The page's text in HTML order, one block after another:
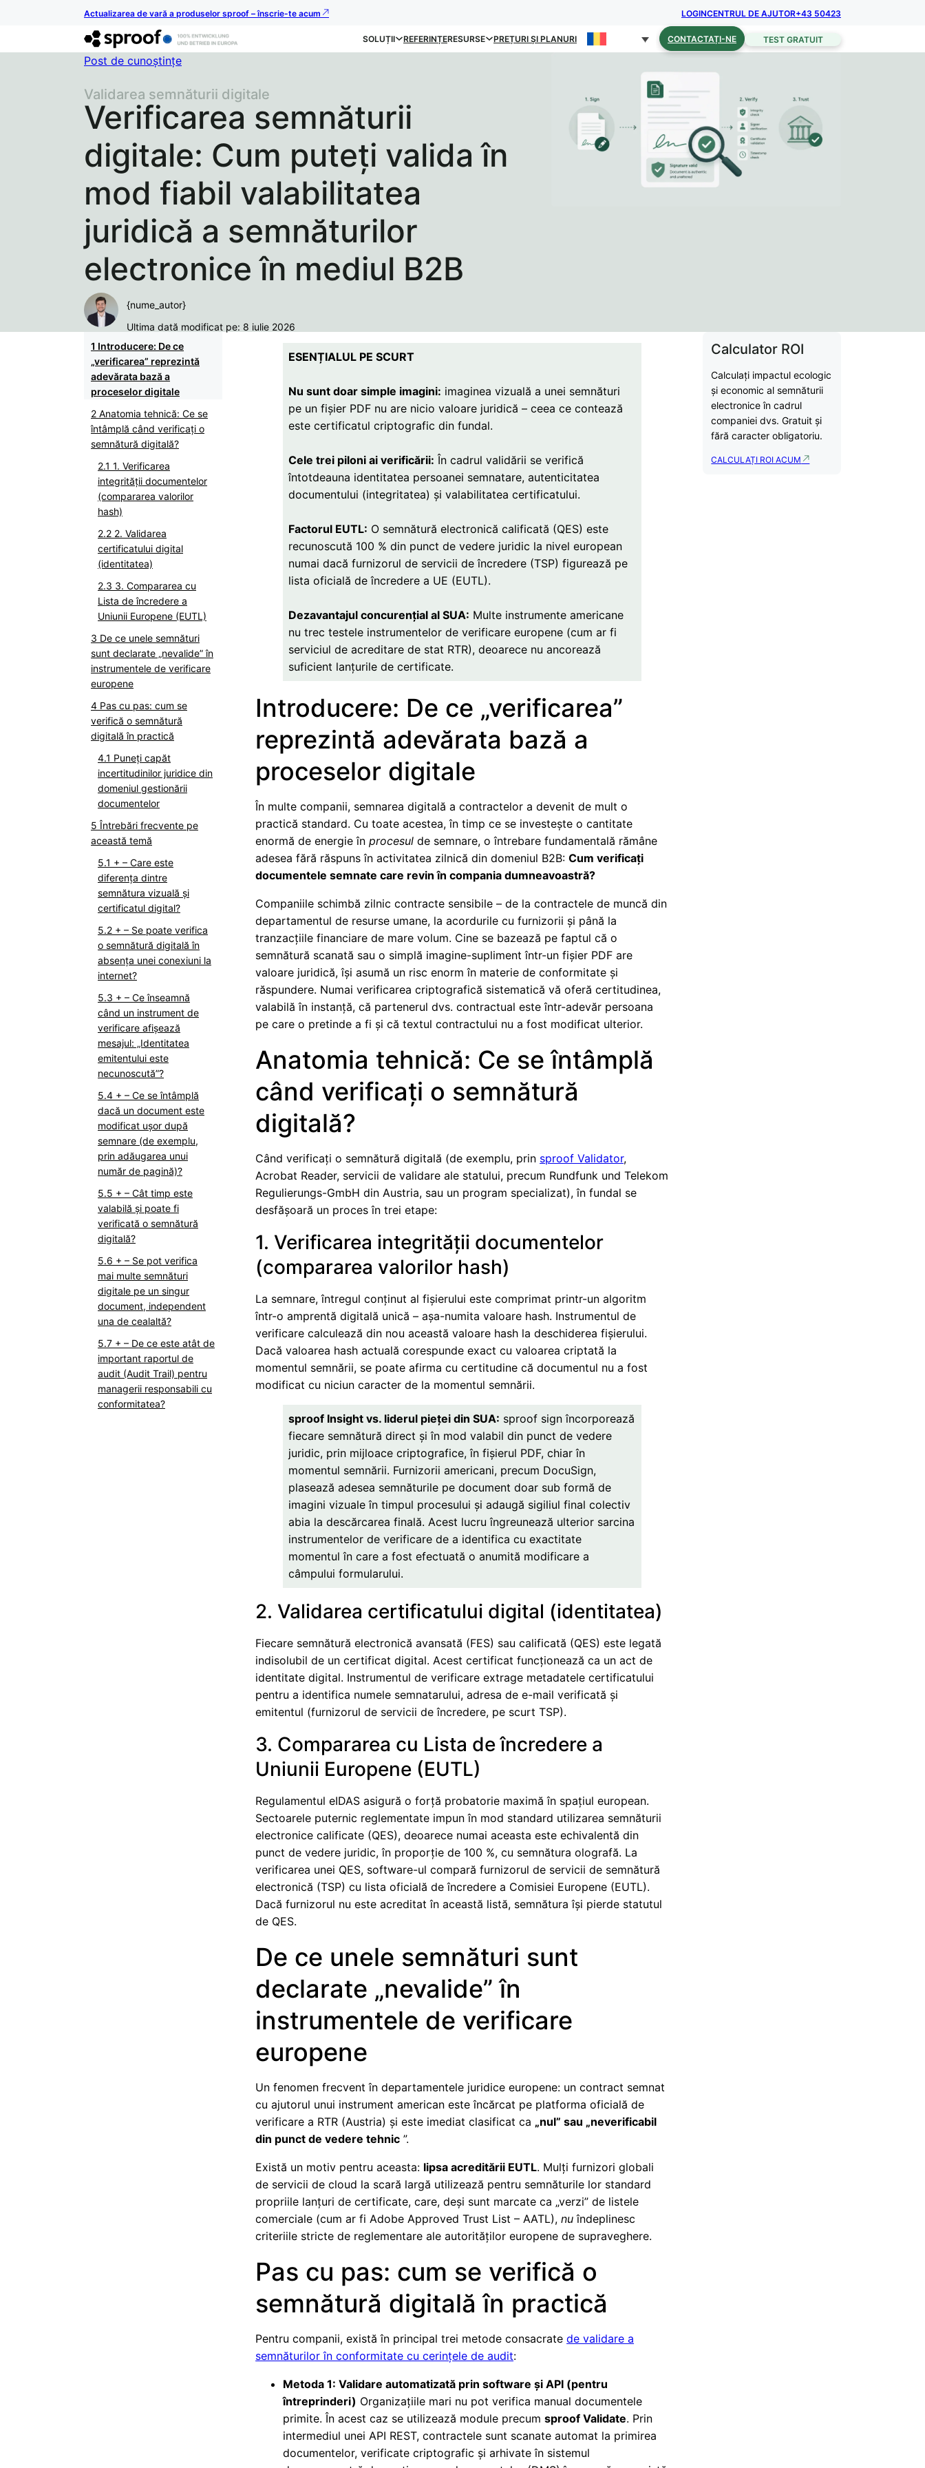
Actualizarea de vară a produselor sproof – înscrie-te acum LOGINCENTRUL DE AJUTOR+43 50423
SOLUȚII REFERINȚERESURSE PREȚURI ȘI PLANURI CONTACTAȚI-NE TEST GRATUIT
Post de cunoștințe
Verificarea semnăturii
digitale: Cum puteți valida în
mod fiabil valabilitatea
juridică a semnăturilor
electronice în mediul B2B
Validarea semnăturii digitale
{nume_autor}
Ultima dată modificat pe: 8 iulie 2026
Introducere: De ce
„verificarea” reprezintă
adevărata bază a
proceselor digitale
Anatomia tehnică: Ce se
întâmplă când verificați o
semnătură digitală?
1. Verificarea
integrității documentelor
(compararea valorilor
hash)
2. Validarea
certificatului digital
(identitatea)
3. Compararea cu
Lista de încredere a
Uniunii Europene (EUTL)
De ce unele semnături
sunt declarate „nevalide” în
instrumentele de verificare
europene
Pas cu pas: cum se
verifică o semnătură
digitală în practică
Puneți capăt
incertitudinilor juridice din
domeniul gestionării
documentelor
Întrebări frecvente pe
această temă
+ – Care este
diferența dintre
semnătura vizuală și
certificatul digital?
+ – Se poate verifica
o semnătură digitală în
absența unei conexiuni la
internet?
+ – Ce înseamnă
când un instrument de
verificare afișează
mesajul: „Identitatea
emitentului este
necunoscută”?
+ – Ce se întâmplă
dacă un document este
modificat ușor după
semnare (de exemplu,
prin adăugarea unui
număr de pagină)?
+ – Cât timp este
valabilă și poate fi
verificată o semnătură
digitală?
+ – Se pot verifica
mai multe semnături
digitale pe un singur
document, independent
una de cealaltă?
+ – De ce este atât de
important raportul de
audit (Audit Trail) pentru
managerii responsabili cu
conformitatea?
ESENȚIALUL PE SCURT
Nu sunt doar simple imagini: imaginea vizuală a unei semnături
pe un fișier PDF nu are nicio valoare juridică – ceea ce contează
este certificatul criptografic din fundal.
Cele trei piloni ai verificării: În cadrul validării se verifică
întotdeauna identitatea persoanei semnatare, autenticitatea
documentului (integritatea) și valabilitatea certificatului.
Factorul EUTL: O semnătură electronică calificată (QES) este
recunoscută 100 % din punct de vedere juridic la nivel european
numai dacă furnizorul de servicii de încredere (TSP) figurează pe
lista oficială de încredere a UE (EUTL).
Dezavantajul concurențial al SUA: Multe instrumente americane
nu trec testele instrumentelor de verificare europene (cum ar fi
serviciul de acreditare de stat RTR), deoarece nu ancorează
suficient lanțurile de certificate.
Introducere: De ce „verificarea”
reprezintă adevărata bază a
proceselor digitale
În multe companii, semnarea digitală a contractelor a devenit de mult o
practică standard. Cu toate acestea, în timp ce se investește o cantitate
enormă de energie înprocesul de semnare, o întrebare fundamentală rămâne
adesea fără răspuns în activitatea zilnică din domeniul B2B:Cum verificați
documentele semnate care revin în compania dumneavoastră?
Companiile schimbă zilnic contracte sensibile – de la contractele de muncă din
departamentul de resurse umane, la acordurile cu furnizorii și până la
tranzacțiile financiare de mare volum. Cine se bazează pe faptul că o
semnătură scanată sau o simplă imagine-supliment într-un fișier PDF are
valoare juridică, își asumă un risc enorm în materie de conformitate și
răspundere. Numai verificarea criptografică sistematică vă oferă certitudinea,
valabilă în instanță, că partenerul dvs. contractual este într-adevăr persoana
pe care o pretinde a fi și că textul contractului nu a fost modificat ulterior.
Anatomia tehnică: Ce se întâmplă
când verificați o semnătură
digitală?
Când verificați o semnătură digitală (de exemplu, prin sproof Validator,
Acrobat Reader, servicii de validare ale statului, precum Rundfunk und Telekom
Regulierungs-GmbH din Austria, sau un program specializat), în fundal se
desfășoară un proces în trei etape:
1. Verificarea integrității documentelor
(compararea valorilor hash)
La semnare, întregul conținut al fișierului este comprimat printr-un algoritm
într-o amprentă digitală unică – așa-numita valoare hash. Instrumentul de
verificare calculează din nou această valoare hash la deschiderea fișierului.
Dacă valoarea hash actuală corespunde exact cu valoarea criptată la
momentul semnării, se poate afirma cu certitudine că documentul nu a fost
modificat cu niciun caracter de la momentul semnării.
sproof Insight vs. liderul pieței din SUA: sproof sign încorporează
fiecare semnătură direct și în mod valabil din punct de vedere
juridic, prin mijloace criptografice, în fișierul PDF, chiar în
momentul semnării. Furnizorii americani, precum DocuSign,
plasează adesea semnăturile pe document doar sub formă de
imagini vizuale în timpul procesului și adaugă sigiliul final colectiv
abia la descărcarea finală. Acest lucru îngreunează ulterior sarcina
instrumentelor de verificare de a identifica cu exactitate
momentul în care a fost efectuată o anumită modificare a
câmpului formularului.
2. Validarea certificatului digital (identitatea)
Fiecare semnătură electronică avansată (FES) sau calificată (QES) este legată
indisolubil de un certificat digital. Acest certificat funcționează ca un act de
identitate digital. Instrumentul de verificare extrage metadatele certificatului
pentru a identifica numele semnatarului, adresa de e-mail verificată și
emitentul (furnizorul de servicii de încredere, pe scurt TSP).
3. Compararea cu Lista de încredere a
Uniunii Europene (EUTL)
Regulamentul eIDAS asigură o forță probatorie maximă în spațiul european.
Sectoarele puternic reglementate impun în mod standard utilizarea semnăturii
electronice calificate (QES), deoarece numai aceasta este echivalentă din
punct de vedere juridic, în proporție de 100 %, cu semnătura olografă. La
verificarea unei QES, software-ul compară furnizorul de servicii de semnătură
electronică (TSP) cu lista oficială de încredere a Comisiei Europene (EUTL).
Dacă furnizorul nu este acreditat în această listă, semnătura își pierde statutul
de QES.
De ce unele semnături sunt
declarate „nevalide” în
instrumentele de verificare
europene
Un fenomen frecvent în departamentele juridice europene: un contract semnat
cu ajutorul unui instrument american este încărcat pe platforma oficială de
verificare a RTR (Austria) și este imediat clasificat ca „nul” sau „neverificabil
din punct de vedere tehnic ”.
Există un motiv pentru aceasta: lipsa acreditării EUTL. Mulți furnizori globali
de servicii de cloud la scară largă utilizează pentru semnăturile lor standard
propriile lanțuri de certificate, care, deși sunt marcate ca „verzi” de listele
comerciale (cum ar fi Adobe Approved Trust List – AATL),nu îndeplinesc
criteriile stricte de reglementare ale autorităților europene de supraveghere.
Pas cu pas: cum se verifică o
semnătură digitală în practică
Pentru companii, există în principal trei metode consacratede validare a
semnăturilor în conformitate cu cerințele de audit:
Metoda 1: Validare automatizată prin software și API (pentru
întreprinderi) Organizațiile mari nu pot verifica manual documentele
primite. În acest caz se utilizează module precumsproof Validate. Prin
intermediul unei API REST, contractele sunt scanate automat la primirea
documentelor, verificate criptografic și arhivate în sistemul
Calculator ROI
Calculați impactul ecologic
și economic al semnăturii
electronice în cadrul
companiei dvs. Gratuit și
fără caracter obligatoriu.
CALCULAȚI ROI ACUM